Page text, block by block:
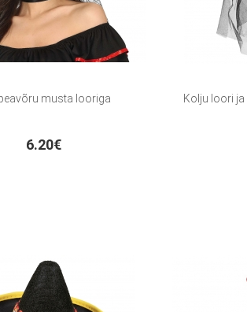
peavõru musta looriga
6.20€
Kolju loori